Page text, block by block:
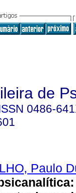
de
0486-
Paulo